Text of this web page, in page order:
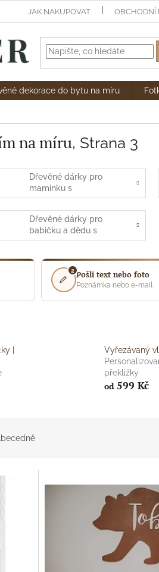
JAK NAKUPOVAT OBCHODNÍ
dekorace do bytu na míru
na míru, Strana 3
Dřevěné dárky pro
maminku s
gravírováním | Na míru
Dřevěné dárky pro
babičku a dědu s
osobním věnováním
2 Pošli text nebo foto
Poznámka nebo e-mail
|
Vyřezávaný
překližky
od599 Kč